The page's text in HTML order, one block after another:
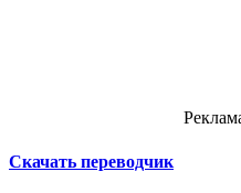
Скачать переводчик